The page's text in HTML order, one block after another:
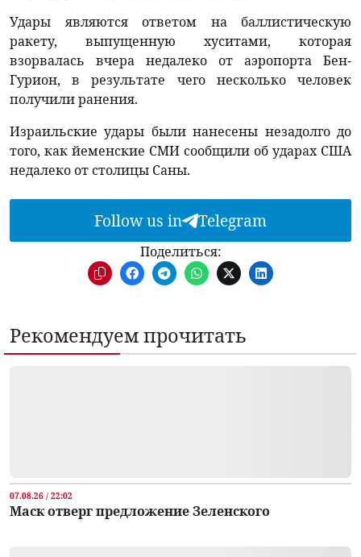
Удары являются ответом на баллистическую
ракету, выпущенную хуситами, которая
взорвалась вчера недалеко от аэропорта Бен-
Гурион, в результате чего несколько человек
получили ранения.
Израильские удары были нанесены незадолго до
того, как йеменские СМИ сообщили об ударах США
недалеко от столицы Саны.
Follow us in Telegram
Поделиться:
Рекомендуем прочитать
07.08.26 / 22:02
Маск отверг предложение Зеленского